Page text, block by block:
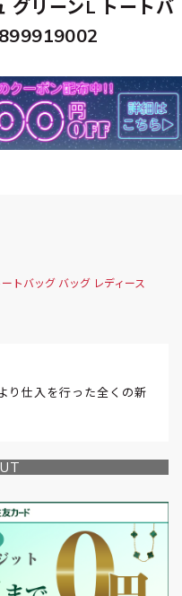
グリーンL トートバ
トバッグ バッグ レディース
り仕入を行った全くの新